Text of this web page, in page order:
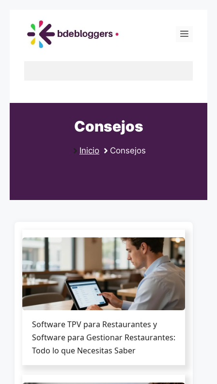
content
Menu
Consejos
Inicio Consejos
Software TPV para Restaurantes y
Software para Gestionar Restaurantes:
Todo lo que Necesitas Saber